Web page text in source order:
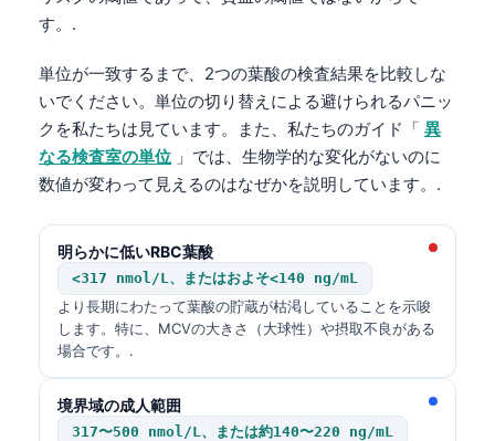
す。.
単位が一致するまで、2つの葉酸の検査結果を比較しな
いでください。単位の切り替えによる避けられるパニッ
クを私たちは見ています。また、私たちのガイド「 異
なる検査室の単位 」では、生物学的な変化がないのに
数値が変わって見えるのはなぜかを説明しています。.
明らかに低いRBC葉酸
<317 nmol/L、またはおよそ<140 ng/mL
より長期にわたって葉酸の貯蔵が枯渇していることを示唆
します。特に、MCVの大きさ（大球性）や摂取不良がある
場合です。.
境界域の成人範囲
317〜500 nmol/L、または約140〜220 ng/mL